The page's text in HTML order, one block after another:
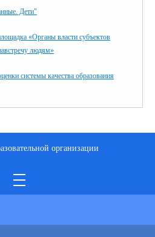
Дети"
«Органы власти субъектов
людям»
системы качества образования
организации